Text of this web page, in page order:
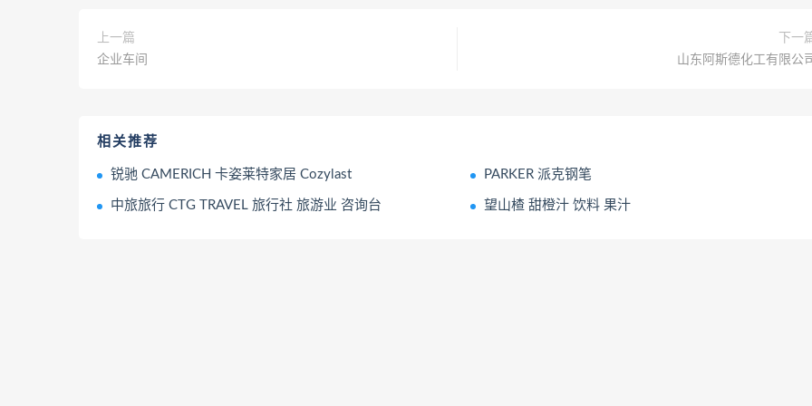
上一篇
企业车间
下一
山东阿斯德化工有限公
相关推荐
锐驰 CAMERICH 卡姿莱特家居 Cozylast PARKER 派克钢笔
中旅旅行 CTG TRAVEL 旅行社 旅游业 咨询台 望山楂 甜橙汁 饮料 果汁